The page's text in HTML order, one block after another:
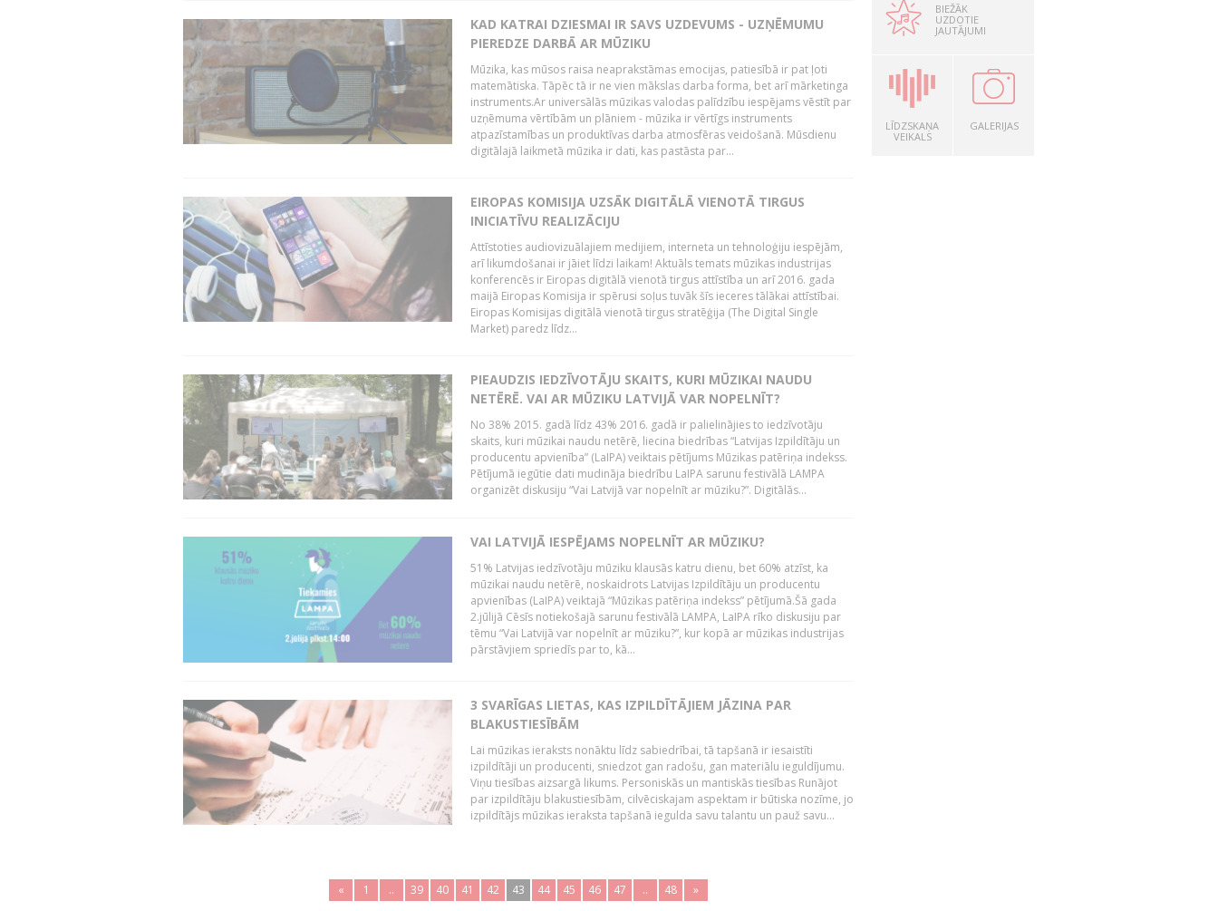
KAD KATRAI DZIESMAI IR SAVS UZDEVUMS - UZŅĒMUMU
PIEREDZE DARBĀ AR MŪZIKU
Mūzika, kas mūsos raisa neaprakstāmas emocijas, patiesībā ir pat ļoti
matemātiska. Tāpēc tā ir ne vien mākslas darba forma, bet arī mārketinga
instruments.Ar universālās mūzikas valodas palīdzību iespējams vēstīt par
uzņēmuma vērtībām un plāniem - mūzika ir vērtīgs instruments
atpazīstamības un produktīvas darba atmosfēras veidošanā. Mūsdienu
digitālajā laikmetā mūzika ir dati, kas pastāsta par...
EIROPAS KOMISIJA UZSĀK DIGITĀLĀ VIENOTĀ TIRGUS
INICIATĪVU REALIZĀCIJU
Attīstoties audiovizuālajiem medijiem, interneta un tehnoloģiju iespējām,
arī likumdošanai ir jāiet līdzi laikam! Aktuāls temats mūzikas industrijas
konferencēs ir Eiropas digitālā vienotā tirgus attīstība un arī 2016. gada
maijā Eiropas Komisija ir spērusi soļus tuvāk šīs ieceres tālākai attīstībai.
Eiropas Komisijas digitālā vienotā tirgus stratēģija (The Digital Single
Market) paredz līdz...
PIEAUDZIS IEDZĪVOTĀJU SKAITS, KURI MŪZIKAI NAUDU
NETĒRĒ. VAI AR MŪZIKU LATVIJĀ VAR NOPELNĪT?
No 38% 2015. gadā līdz 43% 2016. gadā ir palielinājies to iedzīvotāju
skaits, kuri mūzikai naudu netērē, liecina biedrības “Latvijas Izpildītāju un
producentu apvienība” (LaIPA) veiktais pētījums Mūzikas patēriņa indekss.
Pētījumā iegūtie dati mudināja biedrību LaIPA sarunu festivālā LAMPA
organizēt diskusiju “Vai Latvijā var nopelnīt ar mūziku?”. Digitālās...
VAI LATVIJĀ IESPĒJAMS NOPELNĪT AR MŪZIKU?
51% Latvijas iedzīvotāju mūziku klausās katru dienu, bet 60% atzīst, ka
mūzikai naudu netērē, noskaidrots Latvijas Izpildītāju un producentu
apvienības (LaIPA) veiktajā “Mūzikas patēriņa indekss” pētījumā.Šā gada
2.jūlijā Cēsīs notiekošajā sarunu festivālā LAMPA, LaIPA rīko diskusiju par
tēmu “Vai Latvijā var nopelnīt ar mūziku?”, kur kopā ar mūzikas industrijas
pārstāvjiem spriedīs par to, kā...
3 SVARĪGAS LIETAS, KAS IZPILDĪTĀJIEM JĀZINA PAR
BLAKUSTIESĪBĀM
Lai mūzikas ieraksts nonāktu līdz sabiedrībai, tā tapšanā ir iesaistīti
izpildītāji un producenti, sniedzot gan radošu, gan materiālu ieguldījumu.
Viņu tiesības aizsargā likums. Personiskās un mantiskās tiesības Runājot
par izpildītāju blakustiesībām, cilvēciskajam aspektam ir būtiska nozīme, jo
izpildītājs mūzikas ieraksta tapšanā iegulda savu talantu un pauž savu...
« 1 .. 39 40 41 42 43 44 45 46 47 .. 48 »
BIEŽĀK
UZDOTIE
JAUTĀJUMI
LĪDZSKAŅA
VEIKALS
GALERIJAS